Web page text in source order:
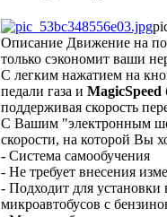
Описание Движение на
только сэкономит ваши
С легким нажатием на
педали газа и MagicSpeed
поддерживая скорость
С Вашим "электронным
скорости, на которой Вы
- Cистема самообучения
- Не требует внесения
- Подходит для
микроавтобусов с